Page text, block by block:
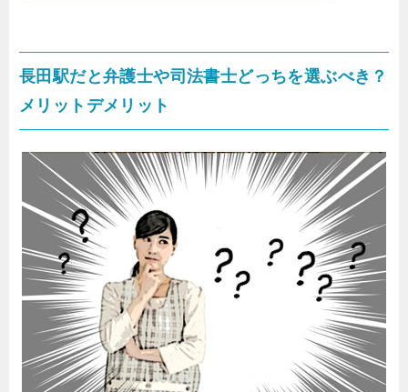
長田駅だと弁護士や司法書士どっちを選ぶべき？
メリットデメリット